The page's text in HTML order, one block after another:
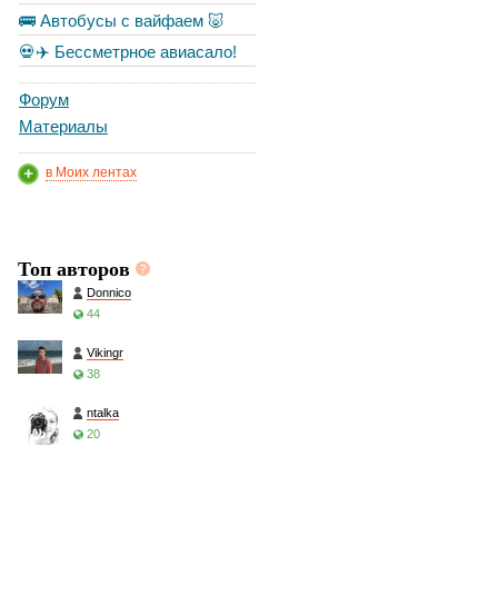
🚌 Автобусы с вайфаем 🐷
💀✈️ Бессметрное авиасало!
Форум
Материалы
в Моих лентах
Топ авторов
Donnico
44
Vikingr
38
ntalka
20